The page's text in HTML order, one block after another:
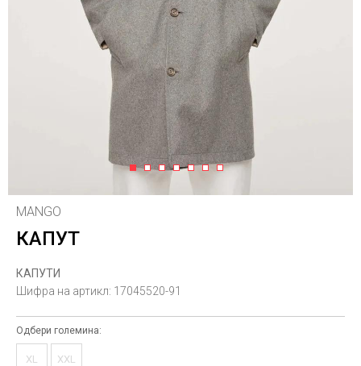
1 2 3 4 5 6 7
MANGO
КАПУТ
КАПУТИ
Шифра на артикл: 17045520-91
Одбери големина:
XL XXL